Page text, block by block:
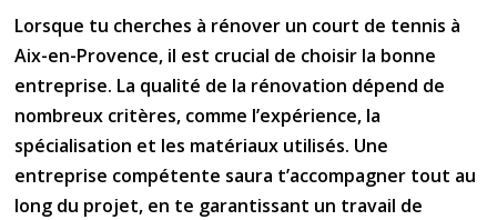
Lorsque tu cherches à rénover un court de tennis à
Aix-en-Provence, il est crucial de choisir la bonne
entreprise. La qualité de la rénovation dépend de
nombreux critères, comme l’expérience, la
spécialisation et les matériaux utilisés. Une
entreprise compétente saura t’accompagner tout au
long du projet, en te garantissant un travail de